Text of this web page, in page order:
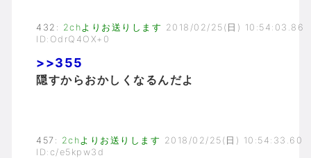
432 : 2chよりお送りします 2018/02/25(日) 10:54:03.86
ID:OdrQ4OX+0
>>355
隠すからおかしくなるんだよ
457 : 2chよりお送りします 2018/02/25(日) 10:54:33.60
ID:c/e5kpw3d